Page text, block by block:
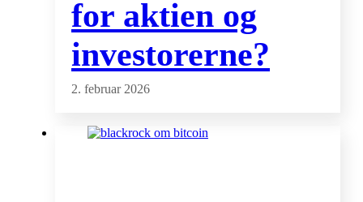
for aktien og
investorerne?
2. februar 2026